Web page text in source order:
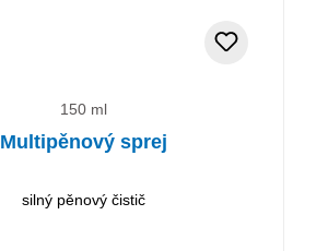
150 ml
Multipěnový sprej
silný pěnový čistič